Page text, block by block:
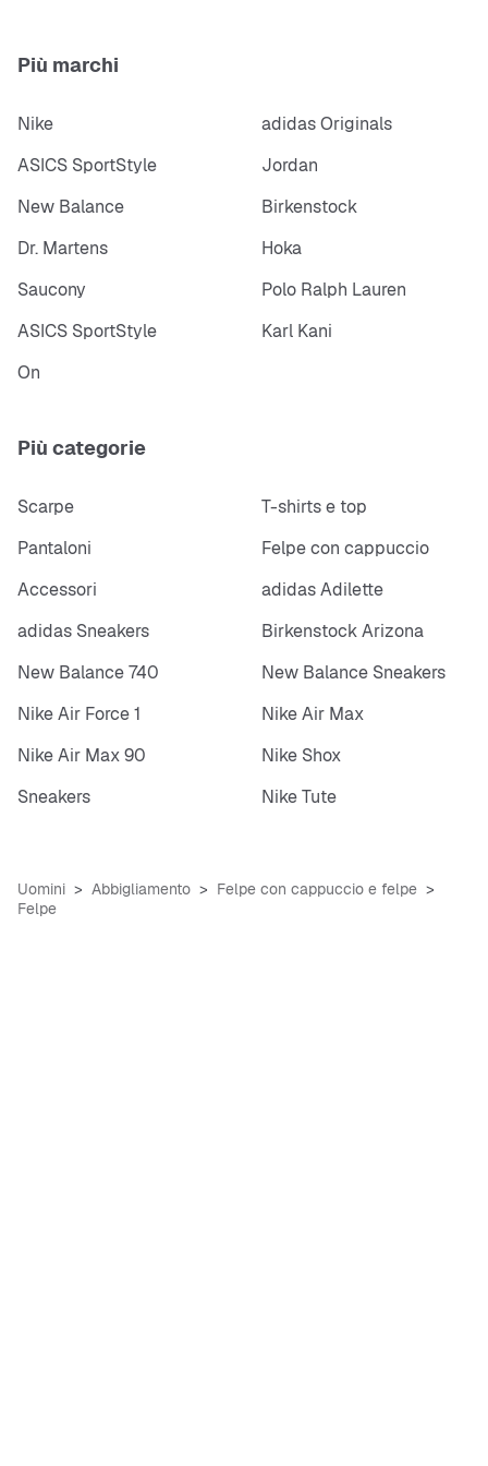
Più marchi
Nike
adidas Originals
ASICS SportStyle
Jordan
New Balance
Birkenstock
Dr. Martens
Hoka
Saucony
Polo Ralph Lauren
ASICS SportStyle
Karl Kani
On
Più categorie
Scarpe
T-shirts e top
Pantaloni
Felpe con cappuccio
Accessori
adidas Adilette
adidas Sneakers
Birkenstock Arizona
New Balance 740
New Balance Sneakers
Nike Air Force 1
Nike Air Max
Nike Air Max 90
Nike Shox
Sneakers
Nike Tute
Uomini Abbigliamento
Felpe con cappuccio e felpe
Felpe